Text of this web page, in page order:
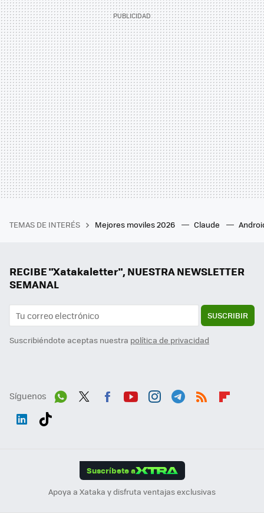
TEMAS DE INTERÉS Mejores moviles 2026 Claude
RECIBE "Xatakaletter", NUESTRA NEWSLETTER
SEMANAL
SUSCRIBIR
Suscribiéndote aceptas nuestra política de privacidad
Síguenos
Suscríbete a
Apoya a Xataka y disfruta ventajas exclusivas